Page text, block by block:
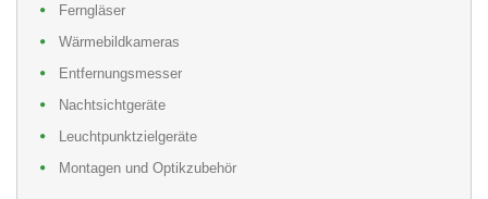
Ferngläser
Wärmebildkameras
Entfernungsmesser
Nachtsichtgeräte
Leuchtpunktzielgeräte
Montagen und Optikzubehör